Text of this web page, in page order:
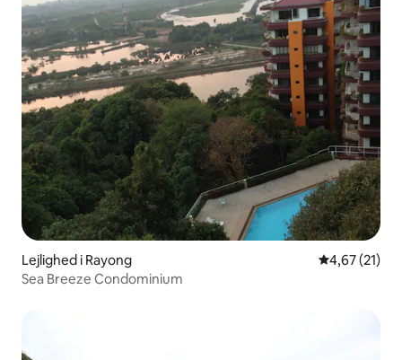
Lejlighed i Rayong 4,67 ud af 5
4,67 (21)
Sea Breeze Condominium